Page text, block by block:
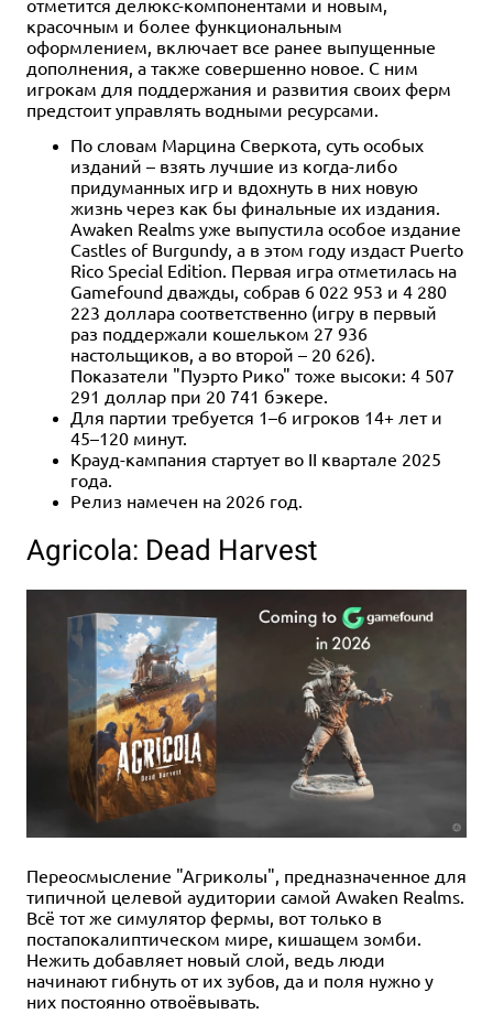
отметится делюкс-компонентами и новым,
красочным и более функциональным
оформлением, включает все ранее выпущенные
дополнения, а также совершенно новое. С ним
игрокам для поддержания и развития своих ферм
предстоит управлять водными ресурсами.
По словам Марцина Сверкота, суть особых
изданий – взять лучшие из когда-либо
придуманных игр и вдохнуть в них новую
жизнь через как бы финальные их издания.
Awaken Realms уже выпустила особое издание
Castles of Burgundy, а в этом году издаст Puerto
Rico Special Edition. Первая игра отметилась на
Gamefound дважды, собрав 6 022 953 и 4 280
223 доллара соответственно (игру в первый
раз поддержали кошельком 27 936
настольщиков, а во второй – 20 626).
Показатели "Пуэрто Рико" тоже высоки: 4 507
291 доллар при 20 741 бэкере.
Для партии требуется 1–6 игроков 14+ лет и
45–120 минут.
Крауд-кампания стартует во II квартале 2025
года.
Релиз намечен на 2026 год.
Agricola: Dead Harvest
Переосмысление "Агриколы", предназначенное для
типичной целевой аудитории самой Awaken Realms.
Всё тот же симулятор фермы, вот только в
постапокалиптическом мире, кишащем зомби.
Нежить добавляет новый слой, ведь люди
начинают гибнуть от их зубов, да и поля нужно у
них постоянно отвоёвывать.